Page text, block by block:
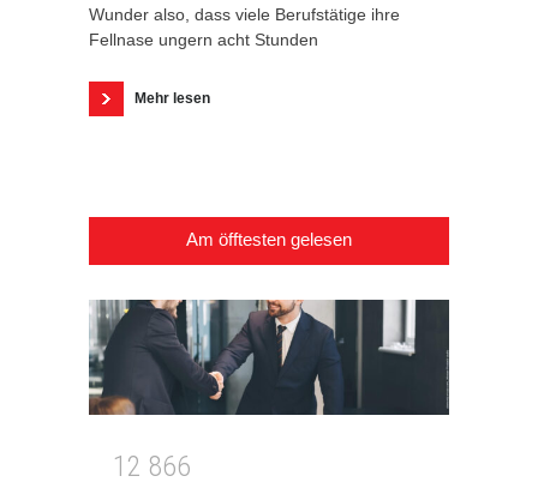
Wunder also, dass viele Berufstätige ihre
Fellnase ungern acht Stunden
Mehr lesen
Am öfftesten gelesen
1 2 866